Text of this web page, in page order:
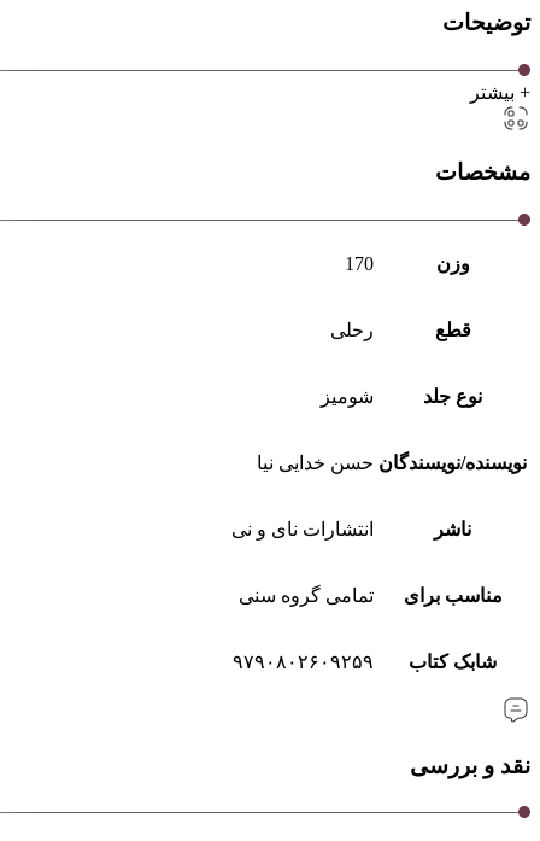
توضیحات
+ بیشتر
مشخصات
وزن 170
قطع رحلی
نوع جلد شومیز
نویسنده/نویسندگان حسن خدایی نیا
ناشر انتشارات نای و نی
مناسب برای تمامی گروه سنی
شابک کتاب ۹۷۹٠۸٠۲۶٠۹۲۵۹
نقد و بررسی